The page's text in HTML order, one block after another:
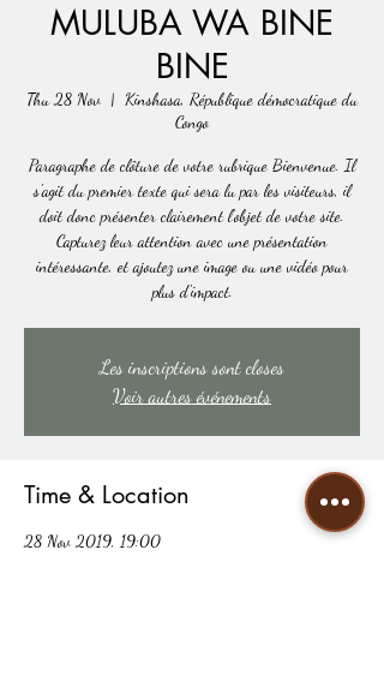
MULUBA WA BINE
BINE
Thu 28 Nov
  |
Kinshasa, République démocratique du
Congo
Paragraphe de clôture de votre rubrique Bienvenue. Il
s'agit du premier texte qui sera lu par les visiteurs, il
doit donc présenter clairement l'objet de votre site.
Capturez leur attention avec une présentation
intéressante, et ajoutez une image ou une vidéo pour
plus d'impact.
Les inscriptions sont closes
Voir autres événements
Time & Location
28 Nov 2019, 19:00